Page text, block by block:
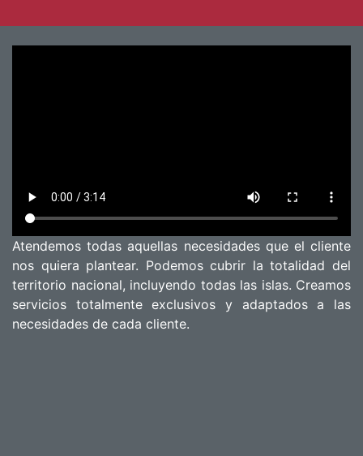
Atendemos todas aquellas necesidades que el cliente
nos quiera plantear. Podemos cubrir la totalidad del
territorio nacional, incluyendo todas las islas. Creamos
servicios totalmente exclusivos y adaptados a las
necesidades de cada cliente.